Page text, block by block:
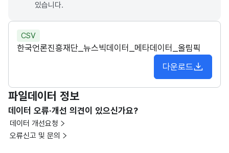
있습니다.
CSV
한국언론진흥재단_뉴스빅데이터_메타데이터_올림픽
다운로드
파일데이터 정보
데이터 오류·개선 의견이 있으신가요?
데이터 개선요청
오류신고 및 문의